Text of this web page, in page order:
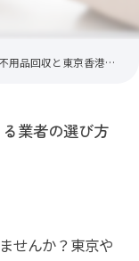
不用品回収と東京香港で安心できる業者の選び方と費用節約術
業者の選び方
せんか？東京や